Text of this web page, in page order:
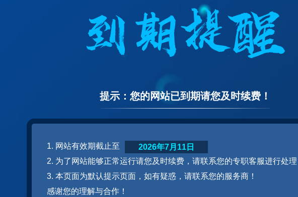
提示：您的网站已到期请您及时续费！
1. 网站有效期截止至
2. 为了网站能够正常运行请您及时续费，请联系您的专职客服进行处
3. 本页面为默认提示页面，如有疑惑，请联系您的服务商！
感谢您的理解与合作！
2026年7月11日